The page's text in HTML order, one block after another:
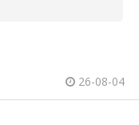
26-08-04